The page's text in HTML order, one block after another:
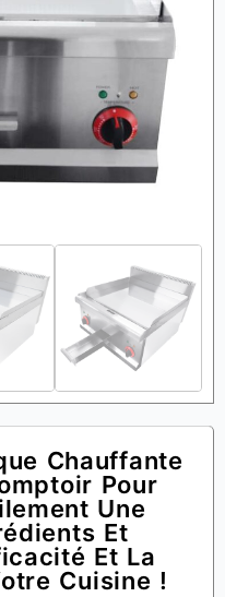
Chauffante
Pour
Une
Et
Et La
Cuisine !